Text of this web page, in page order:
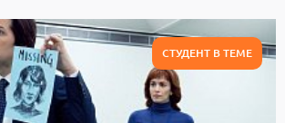
СТУДЕНТ В ТЕМЕ